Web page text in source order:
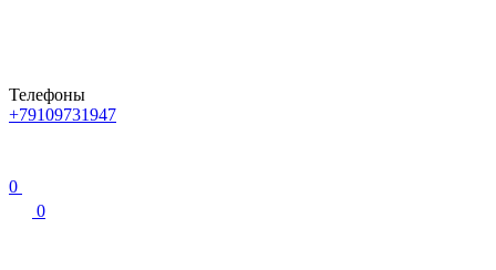
Телефоны
+79109731947
0
0